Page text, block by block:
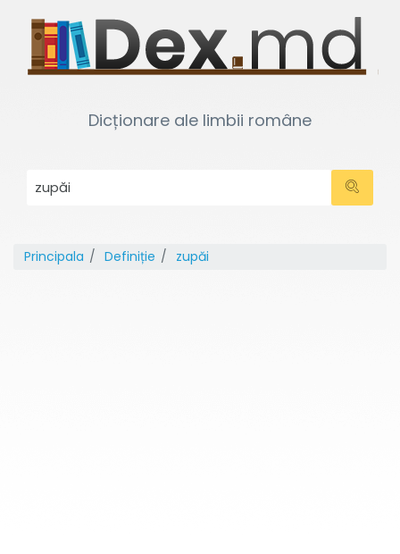
Dicționare ale limbii române
Principala Definiție zupăi